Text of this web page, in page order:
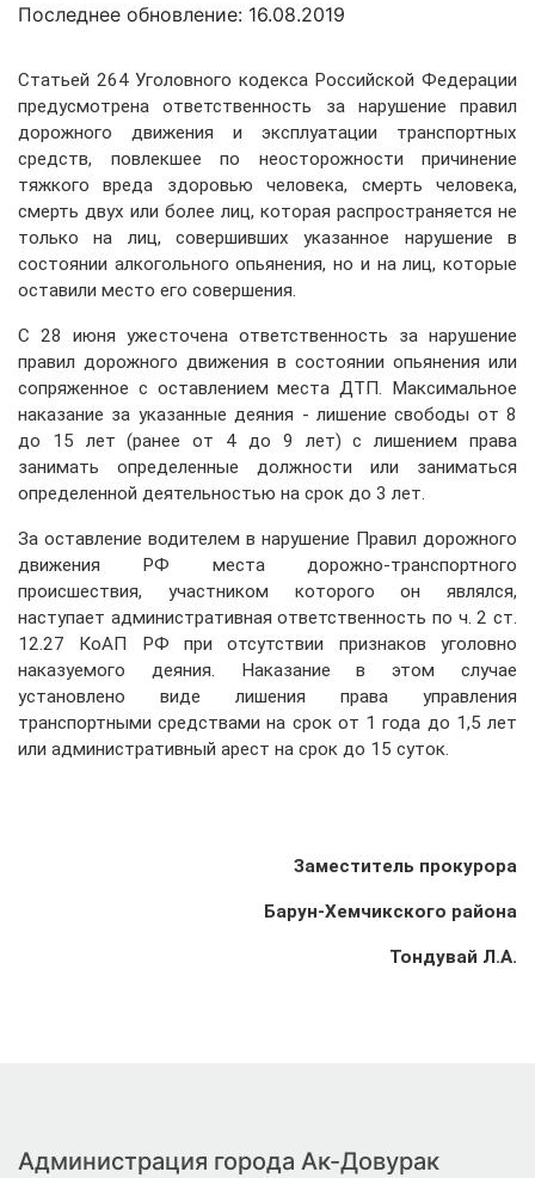
Последнее обновление: 16.08.2019
Статьей 264 Уголовного кодекса Российской Федерации
предусмотрена ответственность за нарушение правил
дорожного движения и эксплуатации транспортных
средств, повлекшее по неосторожности причинение
тяжкого вреда здоровью человека, смерть человека,
смерть двух или более лиц, которая распространяется не
только на лиц, совершивших указанное нарушение в
состоянии алкогольного опьянения, но и на лиц, которые
оставили место его совершения.
С 28 июня ужесточена ответственность за нарушение
правил дорожного движения в состоянии опьянения или
сопряженное с оставлением места ДТП. Максимальное
наказание за указанные деяния - лишение свободы от 8
до 15 лет (ранее от 4 до 9 лет) с лишением права
занимать определенные должности или заниматься
определенной деятельностью на срок до 3 лет.
За оставление водителем в нарушение Правил дорожного
движения РФ места дорожно-транспортного
происшествия, участником которого он являлся,
наступает административная ответственность по ч. 2 ст.
12.27 КоАП РФ при отсутствии признаков уголовно
наказуемого деяния. Наказание в этом случае
установлено виде лишения права управления
транспортными средствами на срок от 1 года до 1,5 лет
или административный арест на срок до 15 суток.
Заместитель прокурора
Барун-Хемчикского района
Тондувай Л.А.
Администрация города Ак-Довурак